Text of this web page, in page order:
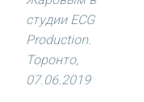
студии ECG
Production.
Торонто,
07.06.2019